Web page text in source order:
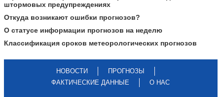
штормовых предупреждениях
Откуда возникают ошибки прогнозов?
О статусе информации прогнозов на неделю
Классификация сроков метеорологических прогнозов
НОВОСТИ
ПРОГНОЗЫ
ФАКТИЧЕСКИЕ ДАННЫЕ
О НАС